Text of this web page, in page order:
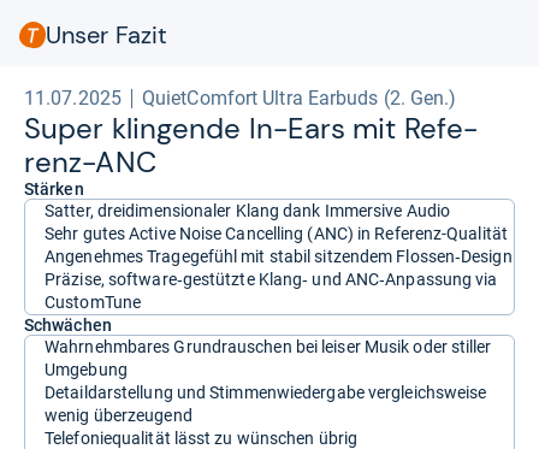
Unser Fazit
11.07.2025 QuietComfort Ultra Earbuds (2. Gen.)
Super klin­gende In-​Ears mit Refe­
renz-​ANC
Stärken
Satter, dreidimensionaler Klang dank Immersive Audio
Sehr gutes Active Noise Cancelling (ANC) in Referenz-Qualität
Angenehmes Tragegefühl mit stabil sitzendem Flossen‑Design
Präzise, software‑gestützte Klang‑ und ANC‑Anpassung via
CustomTune
Schwächen
Wahrnehmbares Grundrauschen bei leiser Musik oder stiller
Umgebung
Detaildarstellung und Stimmenwiedergabe vergleichsweise
wenig überzeugend
Telefoniequalität lässt zu wünschen übrig